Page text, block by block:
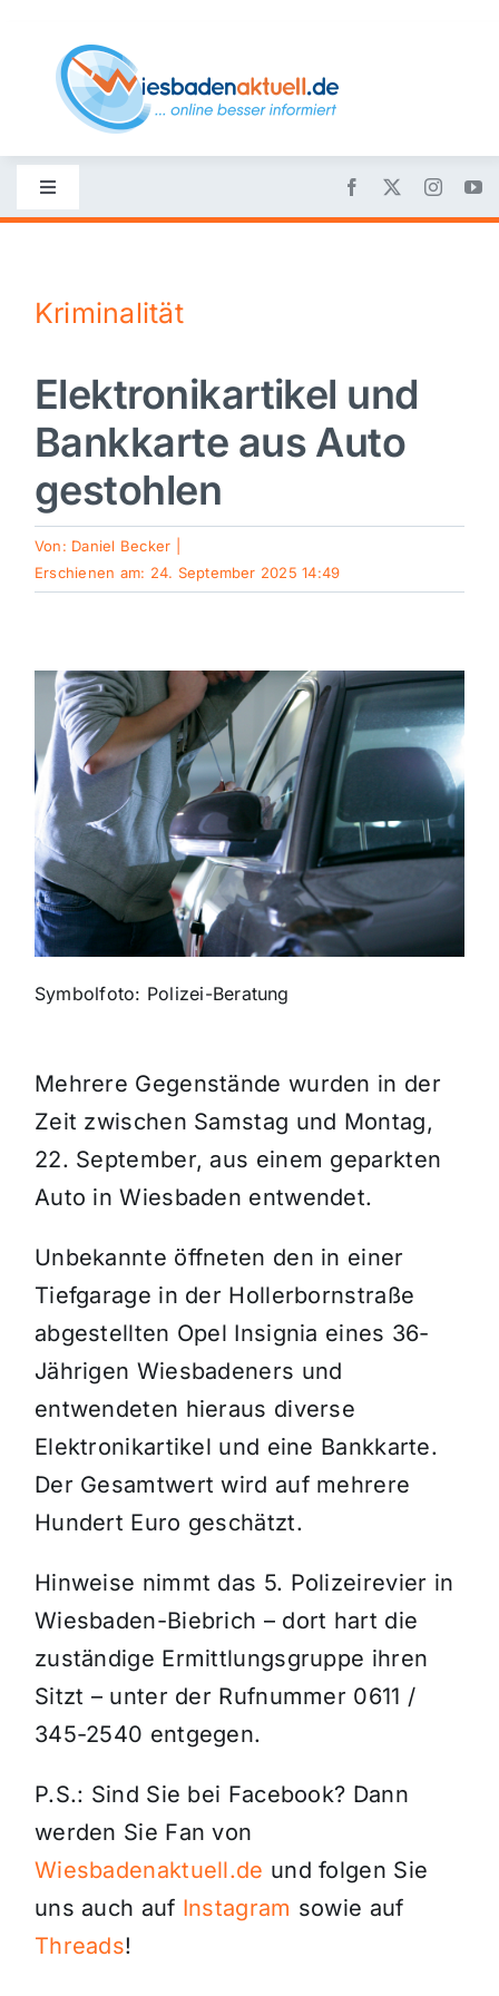
content
Toggle
Navigation
Nachrichten
Politik
Wirtschaft
Sport
Panorama
Mein Stadtteil
Galerie
Verkehrsmeldungen
Gewinnspiele
Kriminalität
Elektronikartikel und
Bankkarte aus Auto
gestohlen
Von: Daniel Becker
Erschienen am: 24. September 2025 14:49
Symbolfoto: Polizei-Beratung
Mehrere Gegenstände wurden in der
Zeit zwischen Samstag und Montag,
22. September, aus einem geparkten
Auto in Wiesbaden entwendet.
Unbekannte öffneten den in einer
Tiefgarage in der Hollerbornstraße
abgestellten Opel Insignia eines 36-
Jährigen Wiesbadeners und
entwendeten hieraus diverse
Elektronikartikel und eine Bankkarte.
Der Gesamtwert wird auf mehrere
Hundert Euro geschätzt.
Hinweise nimmt das 5. Polizeirevier in
Wiesbaden-Biebrich – dort hart die
zuständige Ermittlungsgruppe ihren
Sitzt – unter der Rufnummer 0611 /
345-2540 entgegen.
P.S.: Sind Sie bei Facebook? Dann
werden Sie Fan von
Wiesbadenaktuell.de und folgen Sie
uns auch auf Instagram sowie auf
Threads!